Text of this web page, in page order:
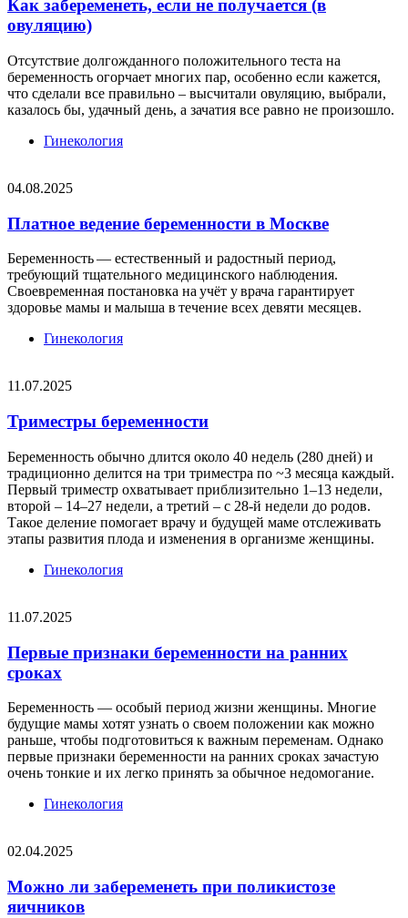
Как забеременеть, если не получается (в
овуляцию)
Отсутствие долгожданного положительного теста на
беременность огорчает многих пар, особенно если кажется,
что сделали все правильно – высчитали овуляцию, выбрали,
казалось бы, удачный день, а зачатия все равно не произошло.
Гинекология
04.08.2025
Платное ведение беременности в Москве
Беременность — естественный и радостный период,
требующий тщательного медицинского наблюдения.
Своевременная постановка на учёт у врача гарантирует
здоровье мамы и малыша в течение всех девяти месяцев.
Гинекология
11.07.2025
Триместры беременности
Беременность обычно длится около 40 недель (280 дней) и
традиционно делится на три триместра по ~3 месяца каждый.
Первый триместр охватывает приблизительно 1–13 недели,
второй – 14–27 недели, а третий – с 28-й недели до родов.
Такое деление помогает врачу и будущей маме отслеживать
этапы развития плода и изменения в организме женщины.
Гинекология
11.07.2025
Первые признаки беременности на ранних
сроках
Беременность — особый период жизни женщины. Многие
будущие мамы хотят узнать о своем положении как можно
раньше, чтобы подготовиться к важным переменам. Однако
первые признаки беременности на ранних сроках зачастую
очень тонкие и их легко принять за обычное недомогание.
Гинекология
02.04.2025
Можно ли забеременеть при поликистозе
яичников